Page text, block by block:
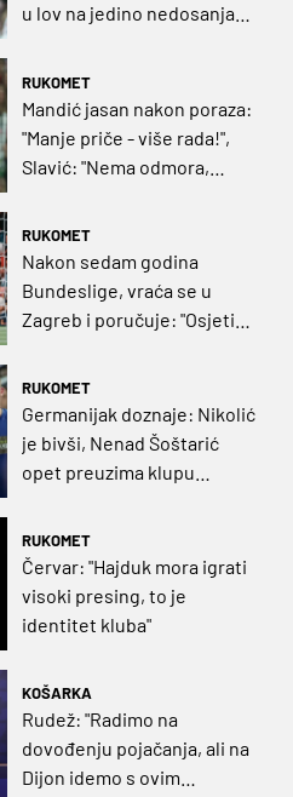
u lov na jedino nedosanjano
RUKOMET
Mandić jasan nakon poraza:
"Manje priče - više rada!",
Slavić: "Nema odmora,
RUKOMET
Nakon sedam godina
Bundeslige, vraća se u
Zagreb i poručuje: "Osjetio
RUKOMET
Germanijak doznaje: Nikolić
je bivši, Nenad Šoštarić
opet preuzima klupu
RUKOMET
Červar: "Hajduk mora igrati
visoki presing, to je
identitet kluba"
KOŠARKA
Rudež: "Radimo na
dovođenju pojačanja, ali na
Dijon idemo s ovim